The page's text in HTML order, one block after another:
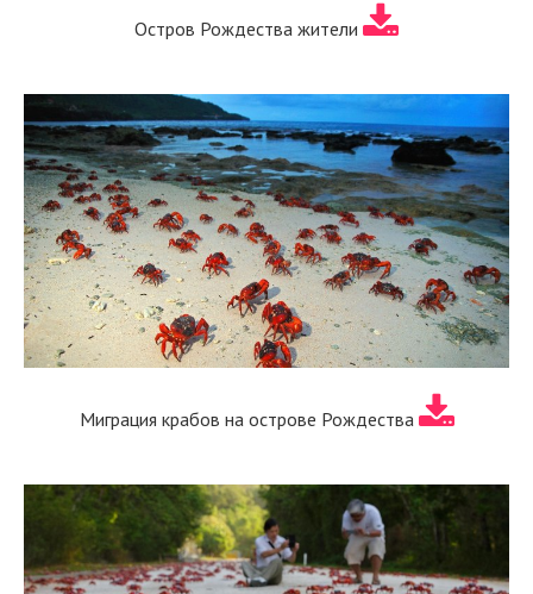
Остров Рождества жители
Миграция крабов на острове Рождества